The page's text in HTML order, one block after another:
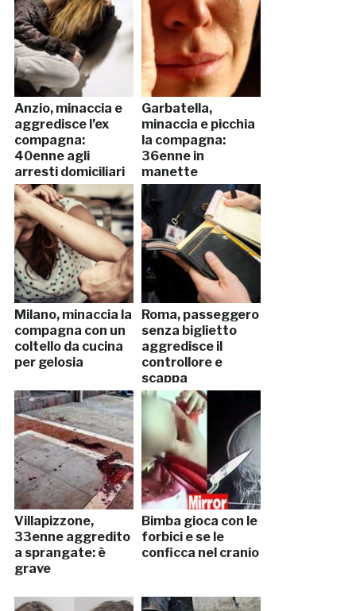
Anzio, minaccia e
aggredisce l’ex
compagna:
40enne agli
arresti domiciliari
Garbatella,
minaccia e picchia
la compagna:
36enne in
manette
Milano, minaccia la
compagna con un
coltello da cucina
per gelosia
Roma, passeggero
senza biglietto
aggredisce il
controllore e
scappa
Villapizzone,
33enne aggredito
a sprangate: è
grave
Bimba gioca con le
forbici e se le
conficca nel cranio